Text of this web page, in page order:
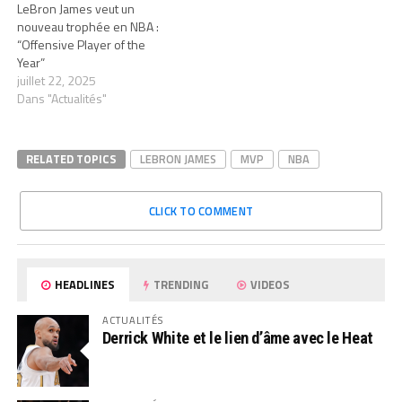
LeBron James veut un
nouveau trophée en NBA :
“Offensive Player of the
Year”
juillet 22, 2025
Dans "Actualités"
RELATED TOPICS LEBRON JAMES MVP NBA
CLICK TO COMMENT
HEADLINES TRENDING VIDEOS
ACTUALITÉS
Derrick White et le lien d’âme avec le Heat